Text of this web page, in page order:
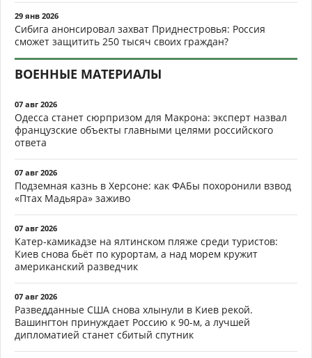
29 янв 2026
Сибига анонсировал захват Приднестровья: Россия
сможет защитить 250 тысяч своих граждан?
ВОЕННЫЕ МАТЕРИАЛЫ
07 авг 2026
Одесса станет сюрпризом для Макрона: эксперт назвал
французские объекты главными целями российского
ответа
07 авг 2026
Подземная казнь в Херсоне: как ФАБы похоронили взвод
«Птах Мадьяра» заживо
07 авг 2026
Катер-камикадзе на ялтинском пляже среди туристов:
Киев снова бьёт по курортам, а над морем кружит
американский разведчик
07 авг 2026
Разведданные США снова хлынули в Киев рекой.
Вашингтон принуждает Россию к 90-м, а лучшей
дипломатией станет сбитый спутник